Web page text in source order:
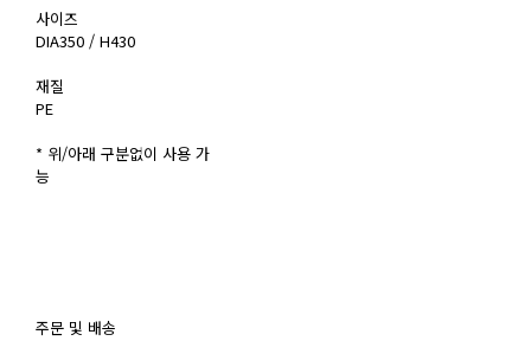
사이즈
DIA350 / H430
재질
PE
* 위/아래 구분없이 사용 가
능
주문 및 배송